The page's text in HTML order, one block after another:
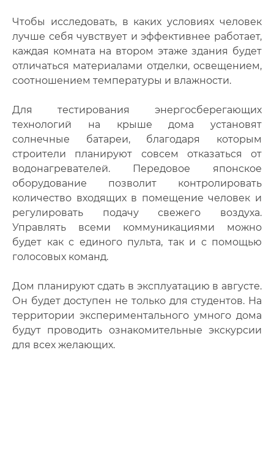
Чтобы исследовать, в каких условиях человек
лучше себя чувствует и эффективнее работает,
каждая комната на втором этаже здания будет
отличаться материалами отделки, освещением,
соотношением температуры и влажности.
Для тестирования энергосберегающих
технологий на крыше дома установят
солнечные батареи, благодаря которым
строители планируют совсем отказаться от
водонагревателей. Передовое японское
оборудование позволит контролировать
количество входящих в помещение человек и
регулировать подачу свежего воздуха.
Управлять всеми коммуникациями можно
будет как с единого пульта, так и с помощью
голосовых команд.
Дом планируют сдать в эксплуатацию в августе.
Он будет доступен не только для студентов. На
территории экспериментального умного дома
будут проводить ознакомительные экскурсии
для всех желающих.